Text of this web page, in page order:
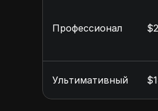
Профессионал
Ультимативный